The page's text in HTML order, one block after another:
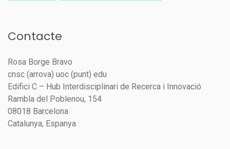
Contacte
Rosa Borge Bravo
cnsc (arrova) uoc (punt) edu
Edifici C – Hub Interdisciplinari de Recerca i Innovació
Rambla del Poblenou, 154
08018 Barcelona
Catalunya, Espanya